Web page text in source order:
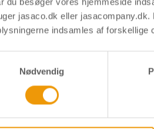
jasaco.dk eller
indsamles af forskellige
Nødvendig
også synes om